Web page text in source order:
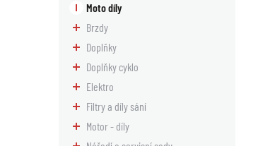
Moto díly
Brzdy
Doplňky
Doplňky cyklo
Elektro
Filtry a díly sání
Motor - díly